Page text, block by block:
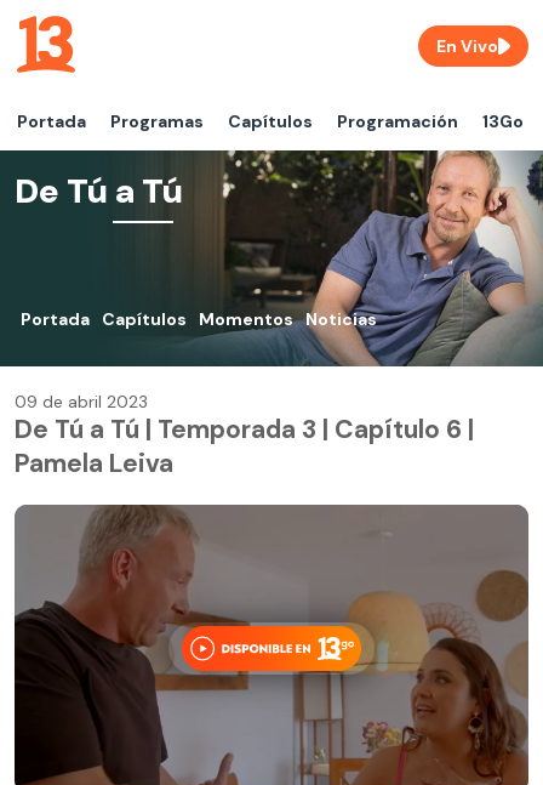
Portada Programas Capítulos Programación 13Go
En Vivo
De Tú a Tú
Portada Capítulos Momentos Noticias
09 de abril 2023
De Tú a Tú | Temporada 3 | Capítulo 6 |
Pamela Leiva